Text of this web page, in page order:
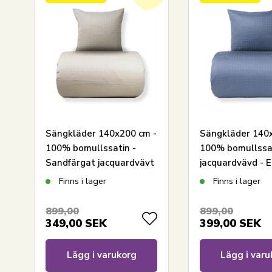
och lägger stor vikt vid samtida trender, så att
designer.
Se hela utbudet från By Night här
Sängkläder 140x200 cm -
100% bomullssatin -
Sandfärgat jacquardvävt
- Enfärgat
Finns i lager
899,00
349,00 SEK
Lägg i varukorg
Sängkläder
100%
jacquardvävd -
Finns i lager
899,00
399,00 SEK
Lägg i